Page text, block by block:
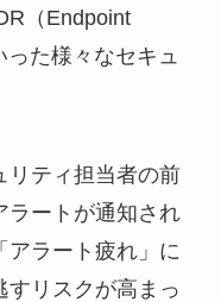
（Endpoint
た様々なセキュ
リティ担当者の前
ラートが通知され
アラート疲れ」に
すリスクが高まっ